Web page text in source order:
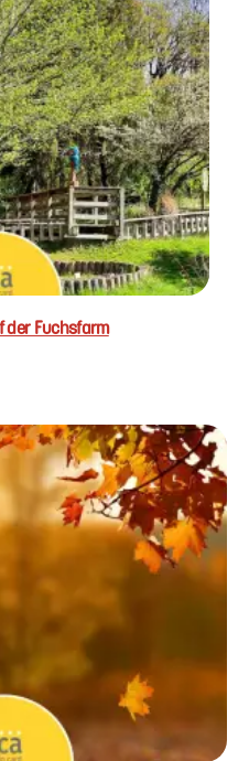
der Fuchsfarm